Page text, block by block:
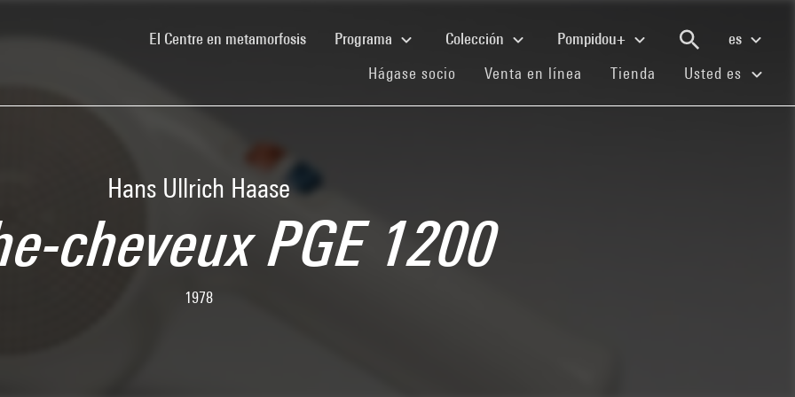
El Centre en metamorfosis(current)Programa Colección Pompidou+
es
Hágase socio (current)
Venta en línea (current)
Tienda (current)
Usted es
Hans Ullrich Haase
cheveux PGE 1200
1978